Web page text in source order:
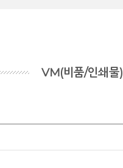
VM(비품/인쇄물)